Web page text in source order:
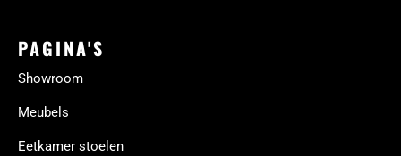
PAGINA'S
Showroom
Meubels
Eetkamer stoelen